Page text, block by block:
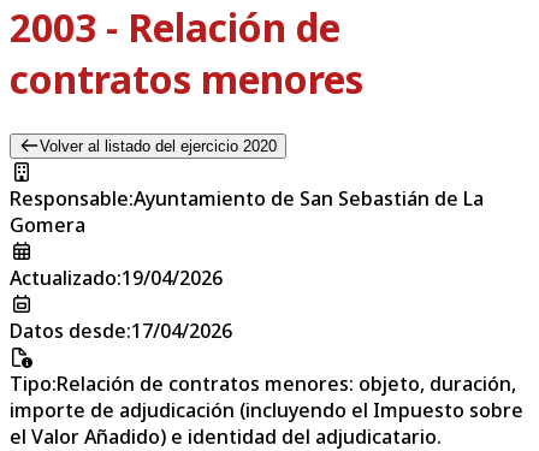
2003 - Relación de
contratos menores
Volver al listado del ejercicio 2020
Responsable:Ayuntamiento de San Sebastián de La
Gomera
Actualizado:19/04/2026
Datos desde:17/04/2026
Tipo:Relación de contratos menores: objeto, duración,
importe de adjudicación (incluyendo el Impuesto sobre
el Valor Añadido) e identidad del adjudicatario.